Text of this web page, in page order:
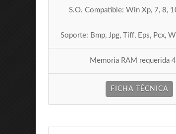
S.O. Compatible: Win Xp, 7, 8,
Soporte: Bmp, Jpg, Tiff, Eps, Pcx,
Memoria RAM requerida
FICHA TÉCNICA